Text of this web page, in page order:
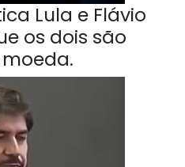
Lula e Flávio
os dois são